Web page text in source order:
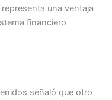
una ventaja
financiero
señaló que otro